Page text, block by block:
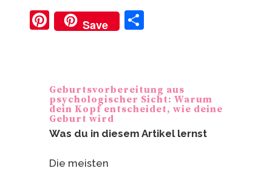
Pi
st
Save
T
Geburtsvorbereitung aus
psychologischer Sicht: Warum
dein Kopf entscheidet, wie deine
Geburt wird
Was du in diesem Artikel lernst
Die meisten